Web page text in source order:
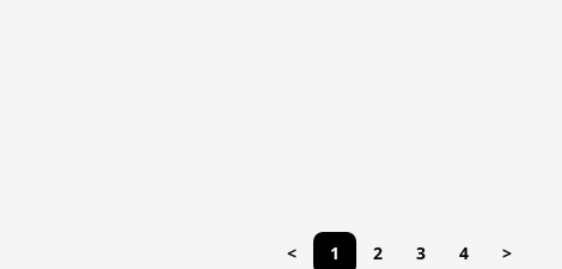
< 1 2 3 4 >